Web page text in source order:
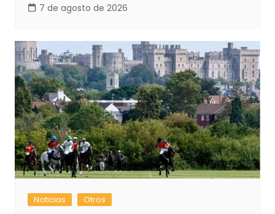
7 de agosto de 2026
Noticias Otros